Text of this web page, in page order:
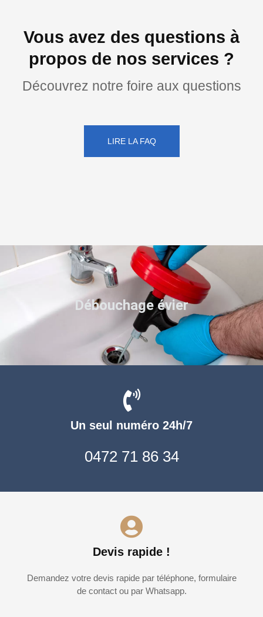
Vous avez des questions à
propos de nos services ?
Découvrez notre foire aux questions
LIRE LA FAQ
Un seul numéro 24h/7
0472 71 86 34
Devis rapide !
Demandez votre devis rapide par téléphone, formulaire
de contact ou par Whatsapp.
Débouchage évier